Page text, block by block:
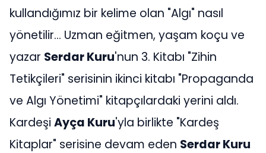
kullandığımız bir kelime olan "Algı" nasıl
yönetilir... Uzman eğitmen, yaşam koçu ve
yazar Serdar Kuru'nun 3. Kitabı "Zihin
Tetikçileri" serisinin ikinci kitabı "Propaganda
ve Algı Yönetimi" kitapçılardaki yerini aldı.
Kardeşi Ayça Kuru'yla birlikte "Kardeş
Kitaplar" serisine devam eden Serdar Kuru